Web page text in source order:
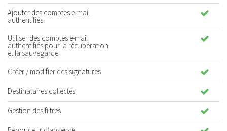
Ajouter des comptes e-mail
authentifiés
Utiliser des comptes e-mail
authentifiés pour la récupération
et la sauvegarde
Créer / modifier des signatures
Destinataires collectés
Gestion des filtres